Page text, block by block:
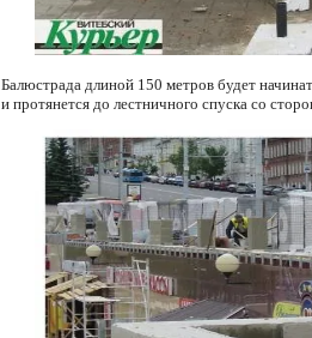
Балюстрада длиной 150 метров будет
и протянется до лестничного спуска со